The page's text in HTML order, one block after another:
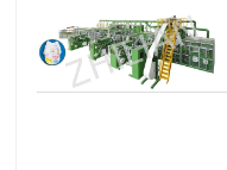
성인용 기저귀 기계